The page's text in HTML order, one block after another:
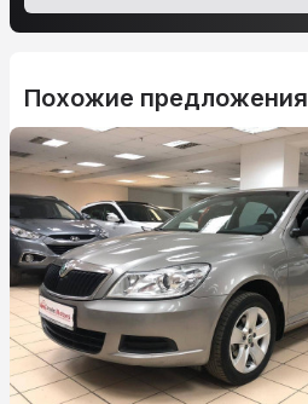
Похожие предложения